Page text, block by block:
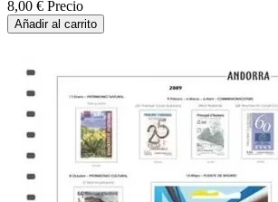
8,00 € Precio
Añadir al carrito